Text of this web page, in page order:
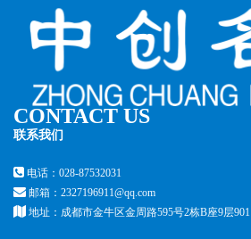
CONTACT US
联系我们
电话：028-87532031
邮箱：2327196911@qq.com
地址：成都市金牛区金周路595号2栋B座9层901